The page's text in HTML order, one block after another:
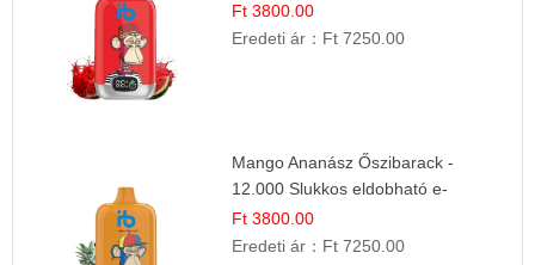
Ft 3800.00
Eredeti ár： Ft 7250.00
Mango Ananász Őszibarack -
12.000 Slukkos eldobható e-
Cigaretta
Ft 3800.00
Eredeti ár： Ft 7250.00